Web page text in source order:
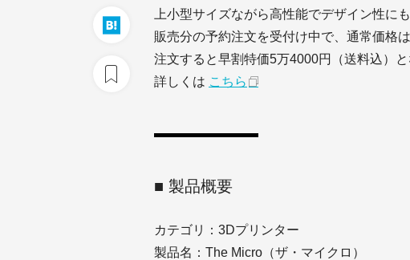
上小型サイズながら高性能でデザイン性に
販売分の予約注文を受付け中で、通常価格
注文すると早割特価5万4000円（送料込）
詳しくは こちら
■ 製品概要
カテゴリ：3Dプリンター
製品名：The Micro（ザ・マイクロ）